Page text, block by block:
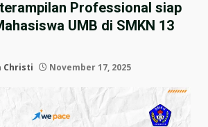
Professional siap
UMB di SMKN 13
Christi November 17, 2025